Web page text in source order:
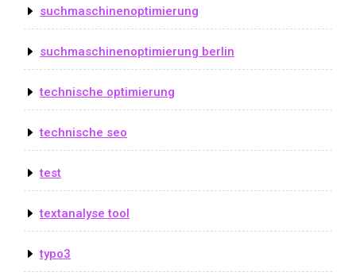
suchmaschinenoptimierung
suchmaschinenoptimierung berlin
technische optimierung
technische seo
test
textanalyse tool
typo3